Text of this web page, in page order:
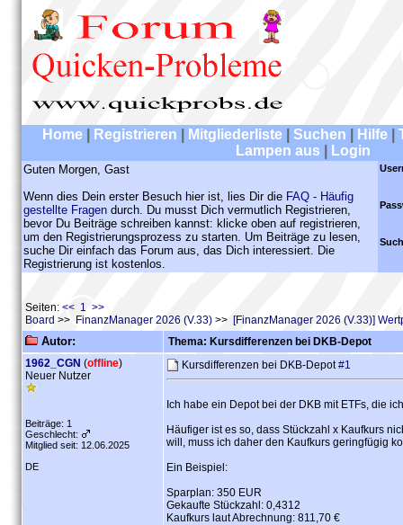
Home Registrieren Mitgliederliste Suchen Hilfe
Lampen aus
Login
Guten Morgen, Gast
Wenn dies Dein erster Besuch hier ist, lies Dir die FAQ - Häufig
gestellte Fragen durch. Du musst Dich vermutlich Registrieren,
bevor Du Beiträge schreiben kannst: klicke oben auf registrieren,
um den Registrierungsprozess zu starten. Um Beiträge zu lesen,
suche Dir einfach das Forum aus, das Dich interessiert. Die
Registrierung ist kostenlos.
Seiten: << 1 >>
Board >> FinanzManager 2026 (V.33) >> [FinanzManager 2026 (V.33)]
Autor:
Thema: Kursdifferenzen bei DKB-Depot
1962_CGN (offline)
Neuer Nutzer
Beiträge: 1
Geschlecht:
Mitglied seit: 12.06.2025
DE
Kursdifferenzen bei DKB-Depot#1
Ich habe ein Depot bei der DKB mit ETFs, die
Häufiger ist es so, dass Stückzahl x Kaufkurs
will, muss ich daher den Kaufkurs geringfügig
Ein Beispiel:
Sparplan: 350 EUR
Gekaufte Stückzahl: 0,4312
Kaufkurs laut Abrechnung: 811,70 €